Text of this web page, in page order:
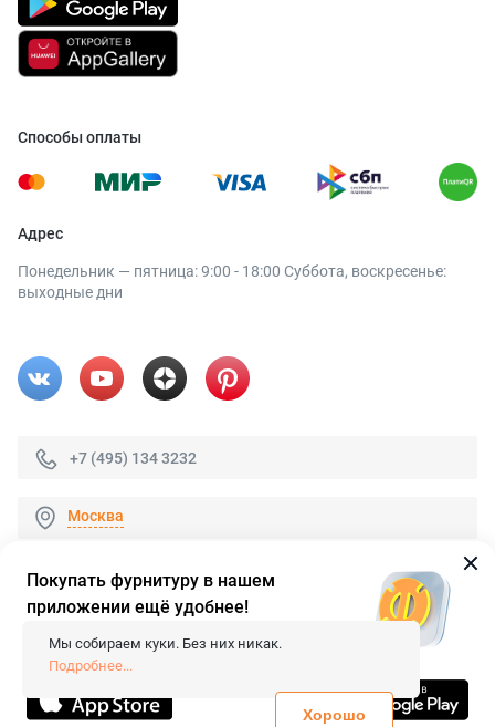
Способы оплаты
Адрес
Понедельник — пятница: 9:00 - 18:00 Суббота, воскресенье:
выходные дни
+7 (495) 134 3232
Москва
© 2026 «FieraShop.ru»
Сопровождение сайта
- Вебформат.
Все права защищены.
Не является публичной офертой
Политика конфиденциальности
Покупать фурнитуру в нашем
приложении ещё удобнее!
Мы собираем куки. Без них никак.
Подробнее...
Хорошо